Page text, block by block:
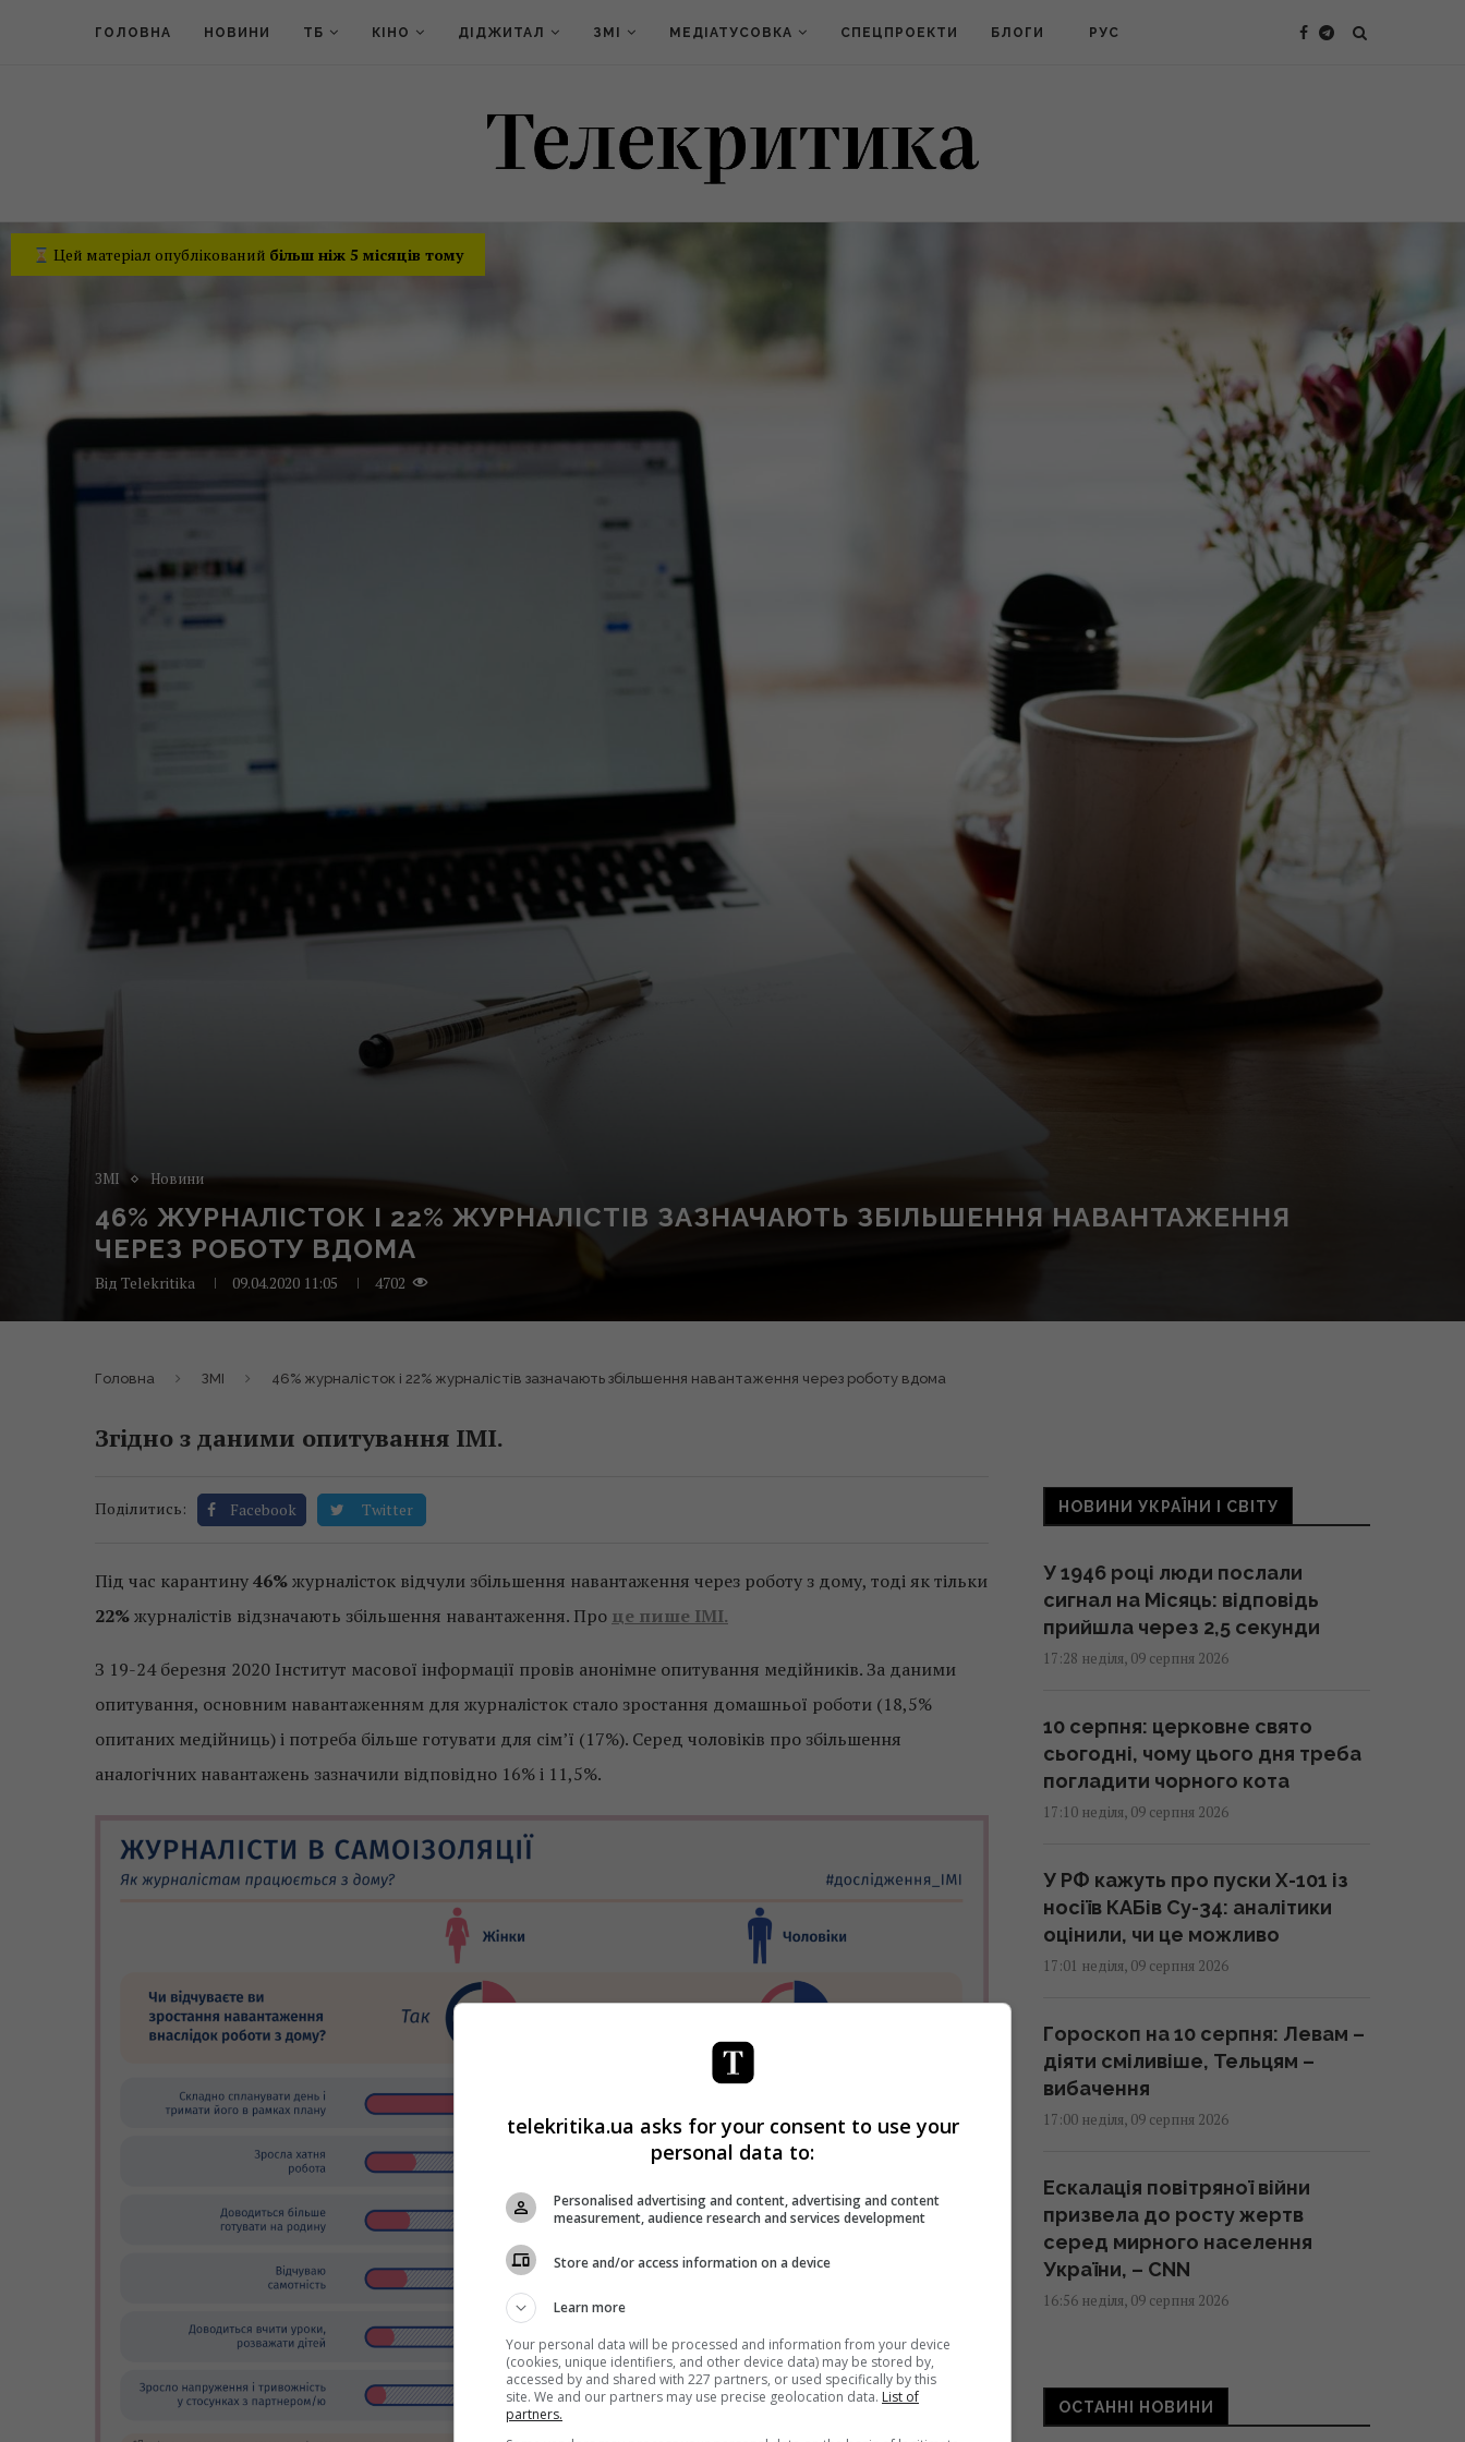
ГОЛОВНА НОВИНИ ТБ КІНО ДІДЖИТАЛ ЗМІ МЕДІАТУСОВКА СПЕЦПРОЕКТИ БЛОГИ РУС
Цей матеріал опублікований більш ніж 5 місяців тому
ЗМІ Новини
46% ЖУРНАЛІСТОК І 22% ЖУРНАЛІСТІВ ЗАЗНАЧАЮТЬ ЗБІЛЬШЕННЯ НАВАНТАЖЕННЯ
ЧЕРЕЗ РОБОТУ ВДОМА
Від Telekritika 09.04.2020 11:05 4702
Головна ЗМІ 46% журналісток і 22% журналістів зазначають збільшення навантаження через роботу вдома
Згідно з даними опитування ІМІ.
Поділитись: Facebook Twitter
Під час карантину46%журналісток відчули збільшення навантаження через роботу з дому, тоді як тільки
22%журналістів відзначають збільшення навантаження. Про це пише ІМІ.
З 19-24 березня 2020 Інститут масової інформації провів анонімне опитування медійників. За даними
опитування, основним навантаженням для журналісток стало зростання домашньої роботи (18,5%
опитаних медійниць) і потреба більше готувати для сім’ї (17%). Серед чоловіків про збільшення
аналогічних навантажень зазначили відповідно 16% і 11,5%.
НОВИНИ УКРАЇНИ І СВІТУ
У 1946 році люди послали
сигнал на Місяць: відповідь
прийшла через 2,5 секунди
17:28 неділя, 09 серпня 2026
10 серпня: церковне свято
сьогодні, чому цього дня треба
погладити чорного кота
17:10 неділя, 09 серпня 2026
У РФ кажуть про пуски Х-101 із
носіїв КАБів Су-34: аналітики
оцінили, чи це можливо
17:01 неділя, 09 серпня 2026
Гороскоп на 10 серпня: Левам –
діяти сміливіше, Тельцям –
вибачення
17:00 неділя, 09 серпня 2026
Ескалація повітряної війни
призвела до росту жертв
серед мирного населення
України, – CNN
16:56 неділя, 09 серпня 2026
лікарка розповіла про вплив
погоди на здоров’я людей
ОСТАННІ НОВИНИ
telekritika.ua asks for your consent to use your
personal data to:
Personalised advertising and content, advertising and content
measurement, audience research and services development
Store and/or access information on a device
Learn more
Your personal data will be processed and information from your device
(cookies, unique identifiers, and other device data) may be stored by,
accessed by and shared with 227 partners, or used specifically by this
site. We and our partners may use precise geolocation data. List of
partners.